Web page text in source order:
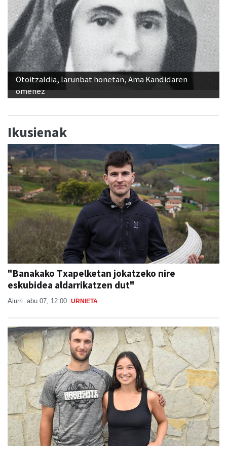
Otoitzaldia, larunbat honetan, Ama Kandidaren
omenez
"Banakako Txapelketan jokatzeko nire
eskubidea aldarrikatzen dut"
Aiurri abu 07, 12:00 URNIETA
"Auzotarrek oso ondo erantzuten dute, beti
daude laguntzeko prest"